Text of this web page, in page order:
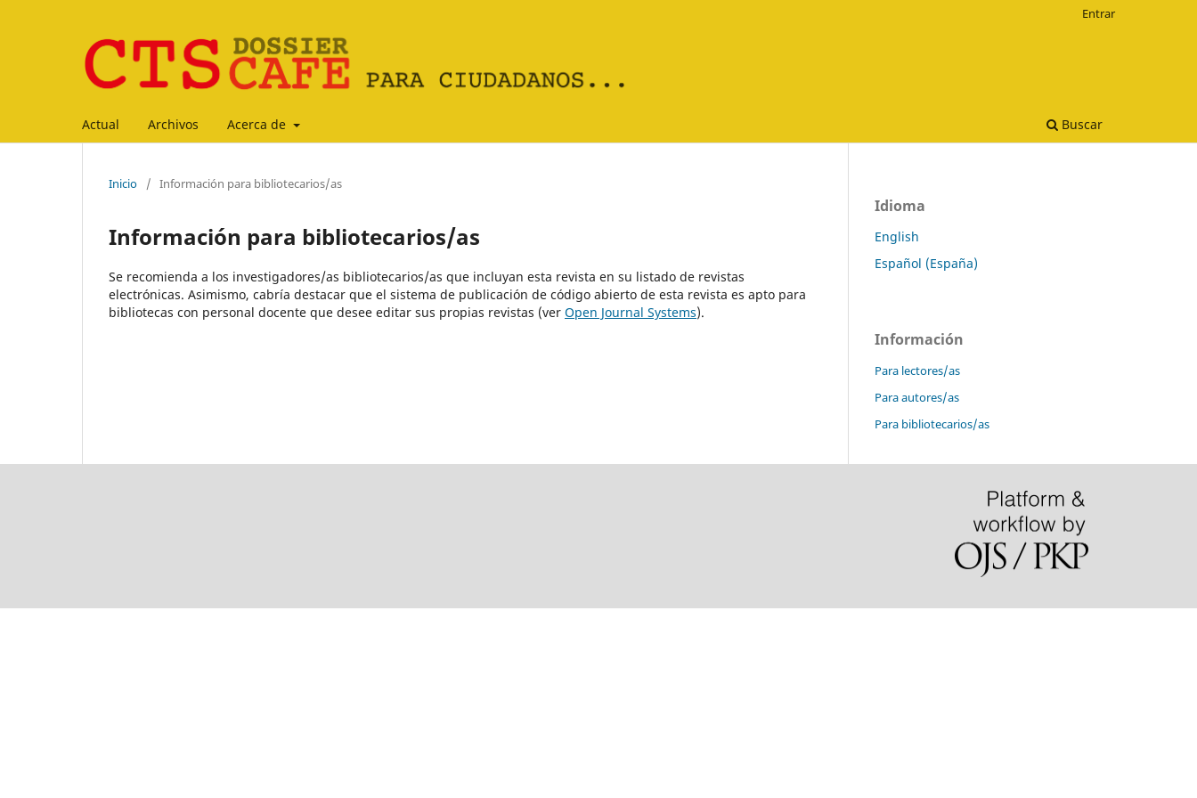
Actual Archivos Acerca de Buscar
Entrar
Inicio / Información para bibliotecarios/as
Información para bibliotecarios/as
Se recomienda a los investigadores/as bibliotecarios/as que incluyan esta revista en su listado de revistas
electrónicas. Asimismo, cabría destacar que el sistema de publicación de código abierto de esta revista es apto para
bibliotecas con personal docente que desee editar sus propias revistas (ver Open Journal Systems).
Idioma
English
Español (España)
Información
Para lectores/as
Para autores/as
Para bibliotecarios/as